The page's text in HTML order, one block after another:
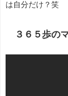
は自分だけ？笑
３６５歩の